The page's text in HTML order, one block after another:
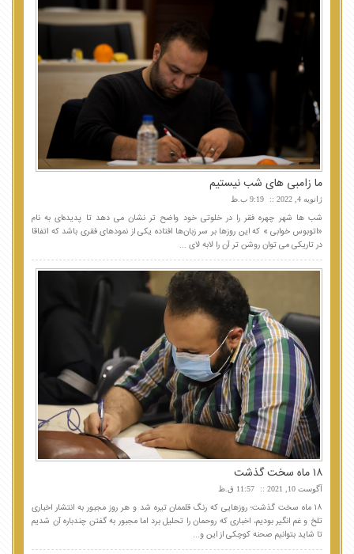
ما زامبی های شب نیستیم
ژانویه 4, 2022 9:19 ب.ظ
شب ها شهر چهره فقر را در خلوتی خود واضح تر نشان می دهد تا پدیده‌ای به نام
«اتوبوس خوابی » که این روزها بر سر زبان‌ها افتاده یکی از نمودهای فقری باشد که اتفاقا
در تاریکی می توان روشن تر آن را لابه لای ...
۱۸ ماه سخت گذشت
آگوست 10, 2021 11:57 ق.ظ
۱۸ ماه سخت گذشت؛ روزهایی که رنگ قلممان تیره شد و هر روز مجبور به انتشار اخباری
تلخ و غم انگیر بودیم، اخباری که روحمان را تحلیل برد اما مجبور به گفتن چندباره آن شدیم
تا شاید بتوانیم صحنه کوچکی از این و...